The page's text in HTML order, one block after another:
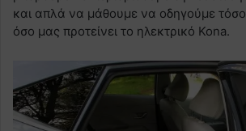
και απλά να μάθουμε να οδηγούμε
όσο μας προτείνει το ηλεκτρικό Kona.